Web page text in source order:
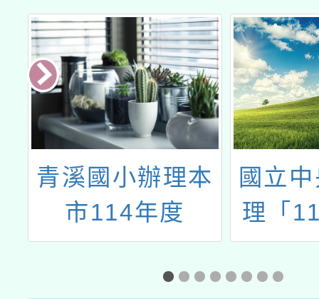
青溪國小辦理本
市114年度
「SEL種子教師
基礎培訓工作
國立
理「
明日
廣試